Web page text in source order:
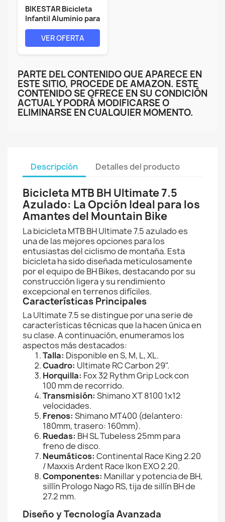
BIKESTAR Bicicleta
Infantil Aluminio para
niños...
VER OFERTA
PARTE DEL CONTENIDO QUE APARECE EN
ESTE SITIO, PROCEDE DE AMAZON. ESTE
CONTENIDO SE OFRECE EN SU CONDICIÓN
ACTUAL Y PODRÁ MODIFICARSE O
ELIMINARSE EN CUALQUIER MOMENTO.
Descripción Detalles del producto
Bicicleta MTB BH Ultimate 7.5
Azulado: La Opción Ideal para los
Amantes del Mountain Bike
La bicicleta MTB BH Ultimate 7.5 azulado es
una de las mejores opciones para los
entusiastas del ciclismo de montaña. Esta
bicicleta ha sido diseñada meticulosamente
por el equipo de BH Bikes, destacando por su
construcción ligera y su rendimiento
excepcional en terrenos difíciles.
Características Principales
La Ultimate 7.5 se distingue por una serie de
características técnicas que la hacen única en
su clase. A continuación, enumeramos los
aspectos más destacados:
Talla: Disponible en S, M, L, XL.
Cuadro: Ultimate RC Carbon 29".
Horquilla: Fox 32 Rythm Grip Lock con
100 mm de recorrido.
Transmisión: Shimano XT 8100 1x12
velocidades.
Frenos: Shimano MT400 (delantero:
180mm, trasero: 160mm).
Ruedas: BH SL Tubeless 25mm para
freno de disco.
Neumáticos: Continental Race King 2.20
/ Maxxis Ardent Race Ikon EXO 2.20.
Componentes: Manillar y potencia de BH,
sillín Prologo Nago RS, tija de sillín BH de
27.2 mm.
Diseño y Tecnología Avanzada